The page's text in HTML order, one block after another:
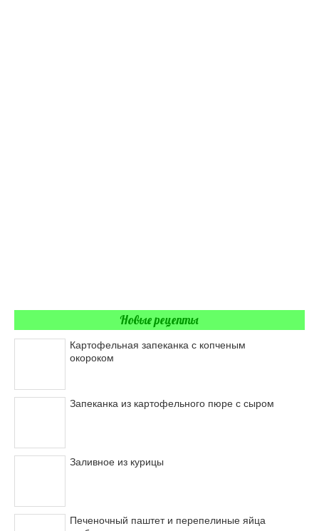
Новые рецепты
Картофельная запеканка с копченым
окороком
Запеканка из картофельного пюре с сыром
Заливное из курицы
Печеночный паштет и перепелиные яйца